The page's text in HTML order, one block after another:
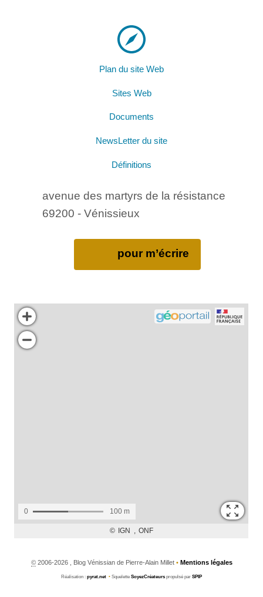
Plan du site Web
Sites Web
Documents
NewsLetter du site
Définitions
avenue des martyrs de la résistance
69200 - Vénissieux
pour m’écrire
©2006-2026 , Blog Vénissian de Pierre-Alain Millet • Mentions légales
Réalisation : pyrat.net • Squelette SoyezCréateurs propulsé par SPIP